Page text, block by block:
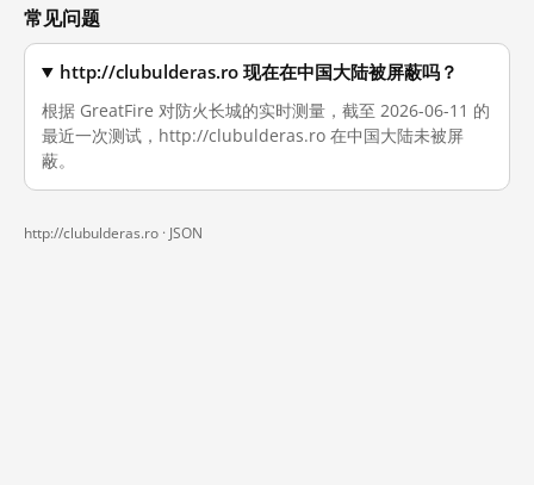
常见问题
http://clubulderas.ro 现在在中国大陆被屏蔽吗？
根据 GreatFire 对防火长城的实时测量，截至 2026-06-11 的
最近一次测试，http://clubulderas.ro 在中国大陆未被屏
蔽。
http://clubulderas.ro · JSON